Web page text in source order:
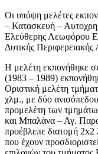
Οι υπόψη μελέτες
– Κατασκευή –
Ελεύθερης Λεωφόρου
Δυτικής
Η μελέτη εκπονήθηκε
(1983 – 1989)
Οριστική μελέτη
χλμ., με δύο
προμελέτη των
και Μπαλάνα – Αγ.
προέβλεπε διατομή
που έχουν